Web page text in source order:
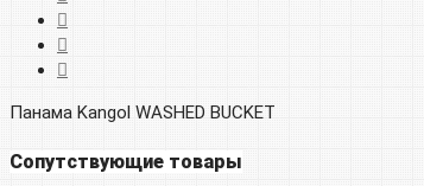
Панама Kangol WASHED BUCKET
Сопутствующие товары